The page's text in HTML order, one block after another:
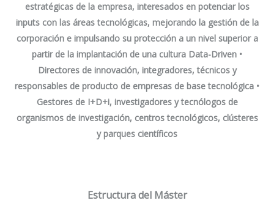
estratégicas de la empresa, interesados en potenciar los
inputs con las áreas tecnológicas, mejorando la gestión de la
corporación e impulsando su protección a un nivel superior a
partir de la implantación de una cultura Data-Driven •
Directores de innovación, integradores, técnicos y
responsables de producto de empresas de base tecnológica •
Gestores de I+D+i, investigadores y tecnólogos de
organismos de investigación, centros tecnológicos, clústeres
y parques científicos
Estructura del Máster